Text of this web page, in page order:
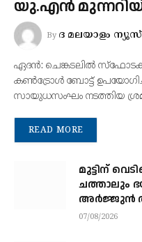
യു.എൻ
By ദ മലയാളം ന്യൂസ്
ഏദന്‍: ചെങ്കടലില്‍
കണ്‍ട്രോള്‍ ബോട്ട്
സായുധസംഘം നടത്തിയ
READ MORE
മുട്ടിന്
ചത്താലും
അർജ്ജുൻ
07/08/2026